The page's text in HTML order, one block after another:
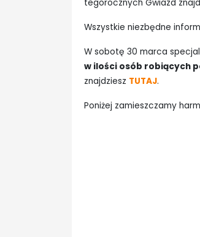
tegorocznych Gwiazd
Wszystkie niezbędne
W sobotę 30 marca
w ilości osób robiących
znajdziesz TUTAJ.
Poniżej zamieszczamy